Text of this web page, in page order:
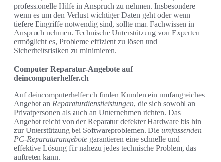
professionelle Hilfe in Anspruch zu nehmen. Insbesondere
wenn es um den Verlust wichtiger Daten geht oder wenn
tiefere Eingriffe notwendig sind, sollte man Fachwissen in
Anspruch nehmen. Technische Unterstützung von Experten
ermöglicht es, Probleme effizient zu lösen und
Sicherheitsrisiken zu minimieren.
Computer Reparatur-Angebote auf
deincomputerhelfer.ch
Auf deincomputerhelfer.ch finden Kunden ein umfangreiches
Angebot an Reparaturdienstleistungen, die sich sowohl an
Privatpersonen als auch an Unternehmen richten. Das
Angebot reicht von der Reparatur defekter Hardware bis hin
zur Unterstützung bei Softwareproblemen. Die umfassenden
PC-Reparaturangebote garantieren eine schnelle und
effektive Lösung für nahezu jedes technische Problem, das
auftreten kann.